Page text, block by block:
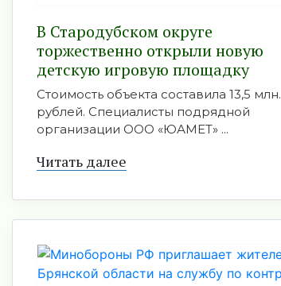
В Стародубском округе
торжественно открыли новую
детскую игровую площадку
Стоимость объекта составила 13,5 млн.
рублей. Специалисты подрядной
организации ООО «ЮАМЕТ» ...
Читать далее